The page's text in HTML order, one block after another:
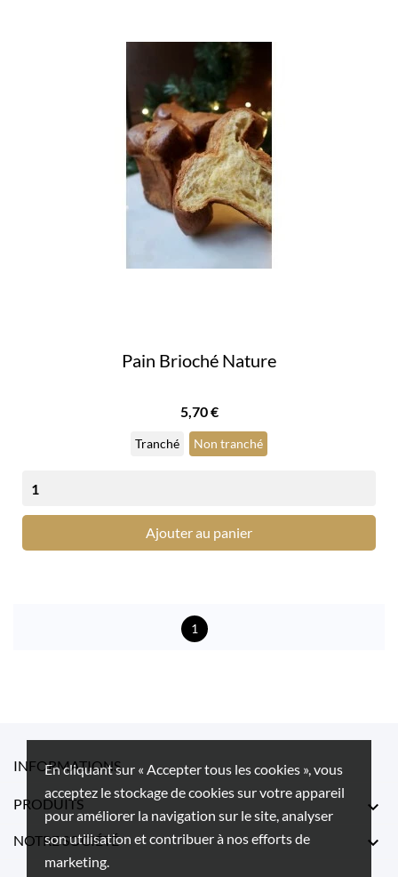
En cliquant sur « Accepter tous les cookies », vous
acceptez le stockage de cookies sur votre appareil
pour améliorer la navigation sur le site, analyser
son utilisation et contribuer à nos efforts de
marketing.
Pain Brioché Nature
Prix
5,70 €
Tranché Non tranché
Ajouter au panier
1
INFORMATIONS
PRODUITS 
NOTRE SOCIÉTÉ 